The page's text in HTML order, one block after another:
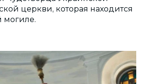
церкви, которая находится
могиле.